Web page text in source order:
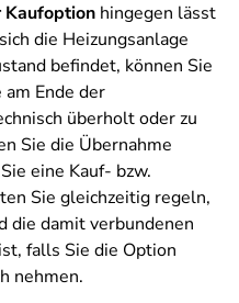
Kaufoption hingegen lässt
die Heizungsanlage
befindet, können Sie
Ende der
überholt oder zu
Sie die Übernahme
eine Kauf- bzw.
Sie gleichzeitig regeln,
die damit verbundenen
falls Sie die Option
nehmen.